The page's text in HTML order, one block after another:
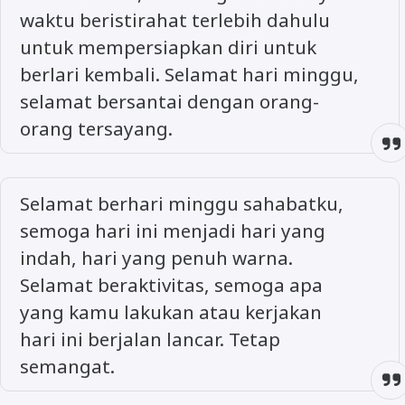
waktu beristirahat terlebih dahulu
untuk mempersiapkan diri untuk
berlari kembali. Selamat hari minggu,
selamat bersantai dengan orang-
orang tersayang.
Selamat berhari minggu sahabatku,
semoga hari ini menjadi hari yang
indah, hari yang penuh warna.
Selamat beraktivitas, semoga apa
yang kamu lakukan atau kerjakan
hari ini berjalan lancar. Tetap
semangat.